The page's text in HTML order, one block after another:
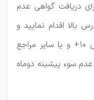
دریافت گواهی عدم
بالا اقدام نمایید و
دریافت گواهی از طریق دفاتر پلیس ۱۰+ و یا سایر مراجع
عدم سوء پیشینه دوماه